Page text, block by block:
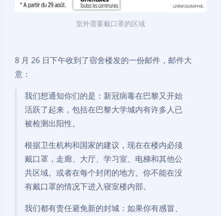
室外需要戴口罩的区域
8 月 26 日下午收到了宿舍楼发的一份邮件，邮件大
意：
我们想通知你们的是：新冠病毒在巴黎又开始
活跃了起来，包括在巴黎大学城内有许多人已
被检测出阳性。
根据卫生机构和国家的建议，现在在楼内必须
戴口罩，走廊、大厅、学习室、电梯和其他公
共区域。或者在每个封闭的地方。你不能在没
有戴口罩的情况下进入寝室楼内部。
我们都有责任避免新的封城：如果你有感冒、